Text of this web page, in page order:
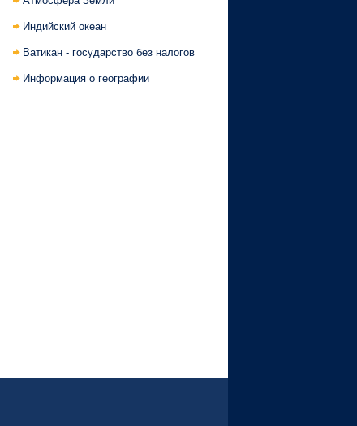
Индийский океан
Ватикан - государство без налогов
Информация о географии